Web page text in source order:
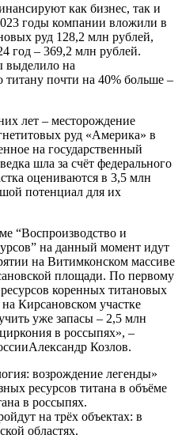
как бизнес, так и
годы компании вложили в
руд 128,2 млн рублей,
год – 369,2 млн рублей.
выделило на
титану почти на 40% больше –
лет – месторождение
руд «Америка» в
на государственный
шла за счёт федерального
оцениваются в 3,5 млн
потенциал для их
“Воспроизводство и
на данный момент идут
на Витимконском массиве
площади. По первому
коренных титановых
Кирсановском участке
уже запасы – 2,5 млн
в россыпях», –
Козлов.
возрождение легенды»
ресурсов титана в объёме
в россыпях.
на трёх объектах: в
областях.